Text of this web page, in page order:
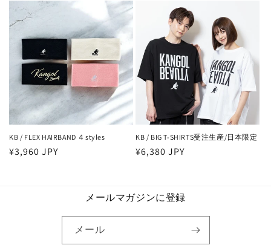
KB / FLEX HAIRBAND ４styles
通
¥3,960 JPY
KB / BIG T-SHIRTS受注生産/日本限定
通
格
¥6,380 JPY
メールマガジンに登録
メール